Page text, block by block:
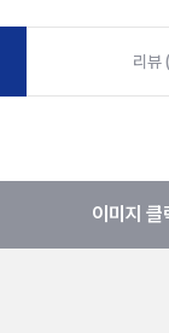
리뷰
이미지 클